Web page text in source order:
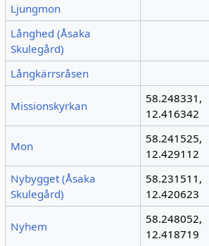
Ljungmon
Långhed (Åsaka
Skulegård)
Långkärrsråsen
Missionskyrkan
58.248331,
12.416342
Mon
58.241525,
12.429112
Nybygget (Åsaka
Skulegård)
58.231511,
12.420623
Nyhem
58.248052,
12.418719